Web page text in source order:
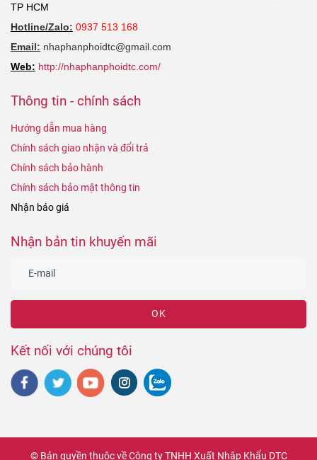
TP HCM
Hotline/Zalo: 0937 513 168
Email: nhaphanphoidtc@gmail.com
Web: http://nhaphanphoidtc.com/
Thông tin - chính sách
Hướng dẫn mua hàng
Chính sách giao nhận và đổi trả
Chính sách bảo hành
Chính sách bảo mật thông tin
Nhận báo giá
Nhận bản tin khuyến mãi
OK
Kết nối với chúng tôi
© Bản quyền thuộc về Công ty TNHH Xuất Nhập Khẩu DTC